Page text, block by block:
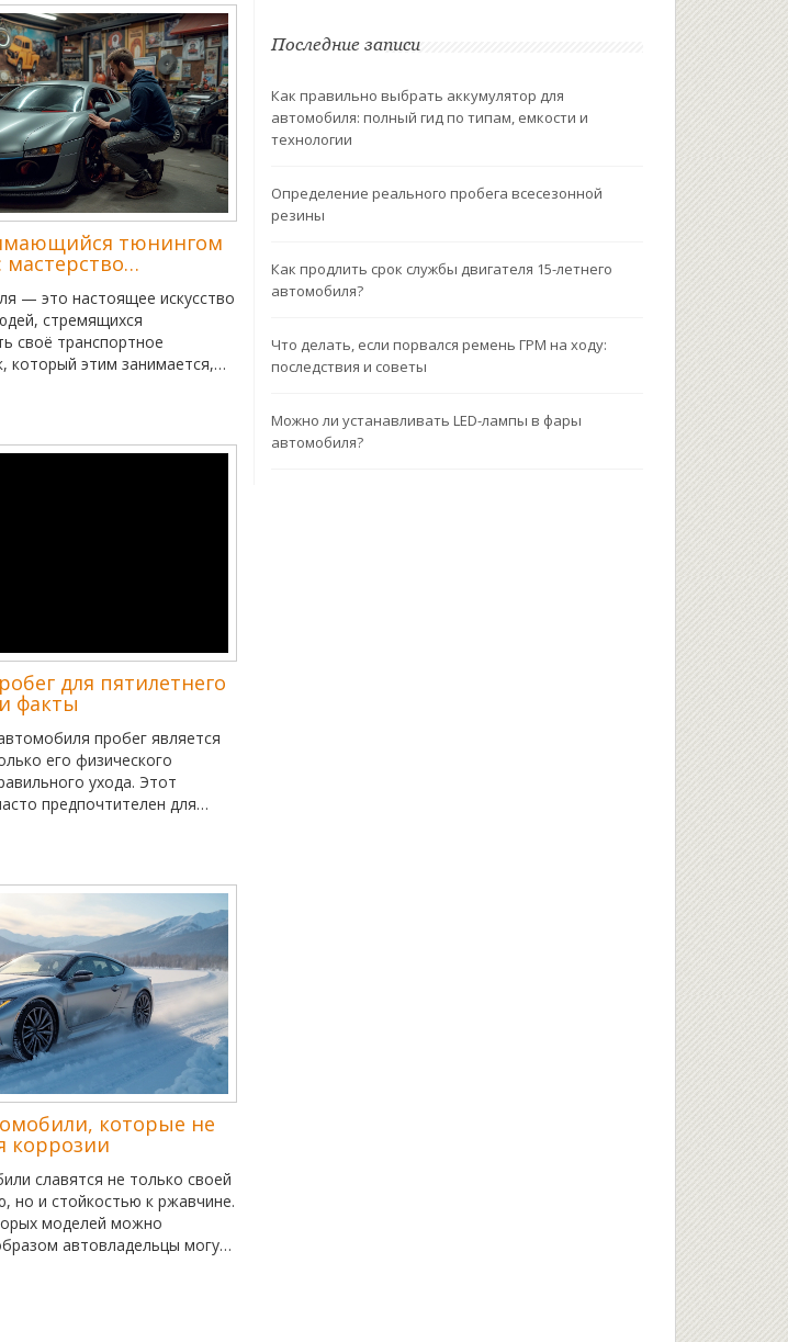
технологиях в
и на что обращать
тюнингом
— это настоящее искусство
стремящихся
своё транспортное
который этим занимается,
под вкусы владельцев,
статье рассматриваются
для пятилетнего
факты
пробег является
его физического
ухода. Этот
предпочтителен для
стоимости.
и план возможных расходов.
важные аспекты влияния
кузова и долгую
рекомендации, как
воздействие.
которые не
коррозии
славятся не только своей
но и стойкостью к ржавчине.
моделей можно
автовладельцы могут
этому процессу. В
Последние записи
Как правильно выбрать аккумулятор для
автомобиля: полный гид по типам, емкости и
технологии
Определение реального пробега всесезонной
резины
Как продлить срок службы двигателя 15-летнего
автомобиля?
Что делать, если порвался ремень ГРМ на ходу:
последствия и советы
Можно ли устанавливать LED-лампы в фары
автомобиля?